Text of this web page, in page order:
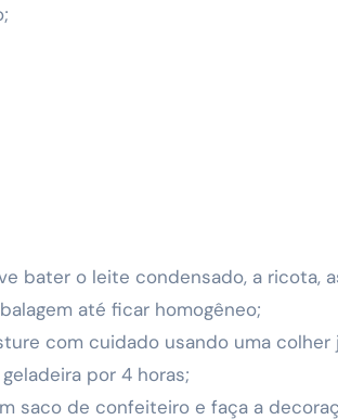
bater o leite condensado, a ricota,
até ficar homogêneo;
com cuidado usando uma
por 4 horas;
saco de confeiteiro e faça a